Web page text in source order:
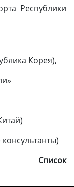
Республики
Корея),